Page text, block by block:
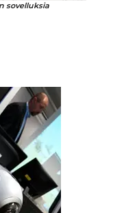
sovelluksia